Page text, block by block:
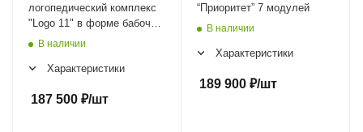
логопедический комплекс
"Logo 11" в форме бабочки
AV Kompleks
В наличии
Характеристики
187 500 ₽/шт
“Приоритет” 7 модулей
В наличии
Характеристики
189 900 ₽/шт